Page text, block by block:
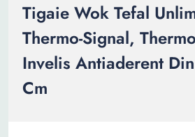
Tigaie Wok Tefal
Thermo-Signal,
Invelis Antiaderent
Cm